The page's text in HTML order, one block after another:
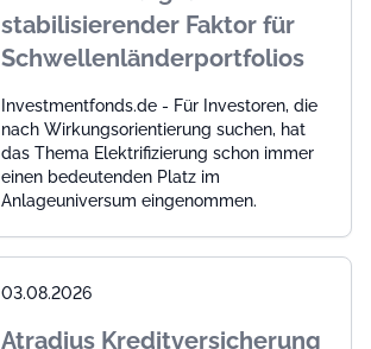
stabilisierender Faktor für
Schwellenländerportfolios
Investmentfonds.de - Für Investoren, die
nach Wirkungsorientierung suchen, hat
das Thema Elektrifizierung schon immer
einen bedeutenden Platz im
Anlageuniversum eingenommen.
03.08.2026
Atradius Kreditversicherung